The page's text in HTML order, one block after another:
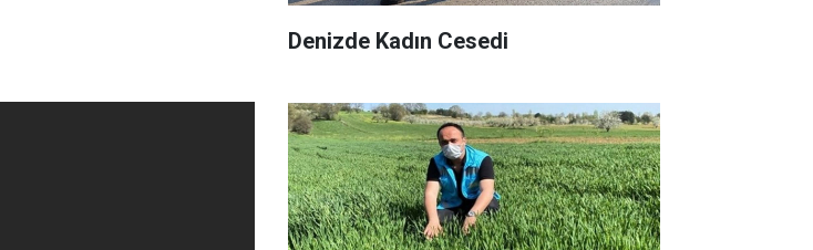
Denizde Kadın Cesedi